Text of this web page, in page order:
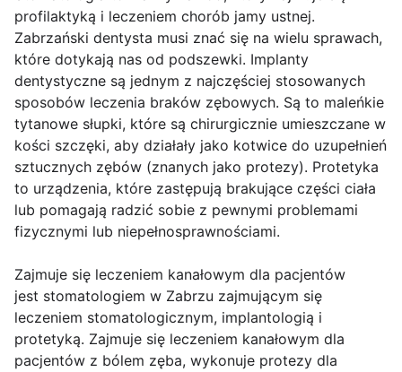
profilaktyką i leczeniem chorób jamy ustnej.
Zabrzański dentysta musi znać się na wielu sprawach,
które dotykają nas od podszewki. Implanty
dentystyczne są jednym z najczęściej stosowanych
sposobów leczenia braków zębowych. Są to maleńkie
tytanowe słupki, które są chirurgicznie umieszczane w
kości szczęki, aby działały jako kotwice do uzupełnień
sztucznych zębów (znanych jako protezy). Protetyka
to urządzenia, które zastępują brakujące części ciała
lub pomagają radzić sobie z pewnymi problemami
fizycznymi lub niepełnosprawnościami.
Zajmuje się leczeniem kanałowym dla pacjentów
jest stomatologiem w Zabrzu zajmującym się
leczeniem stomatologicznym, implantologią i
protetyką. Zajmuje się leczeniem kanałowym dla
pacjentów z bólem zęba, wykonuje protezy dla